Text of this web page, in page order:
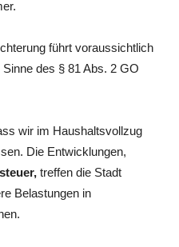
führt voraussichtlich
Sinne des § 81 Abs. 2 GO
wir im Haushaltsvollzug
Die Entwicklungen,
treffen die Stadt
Belastungen in